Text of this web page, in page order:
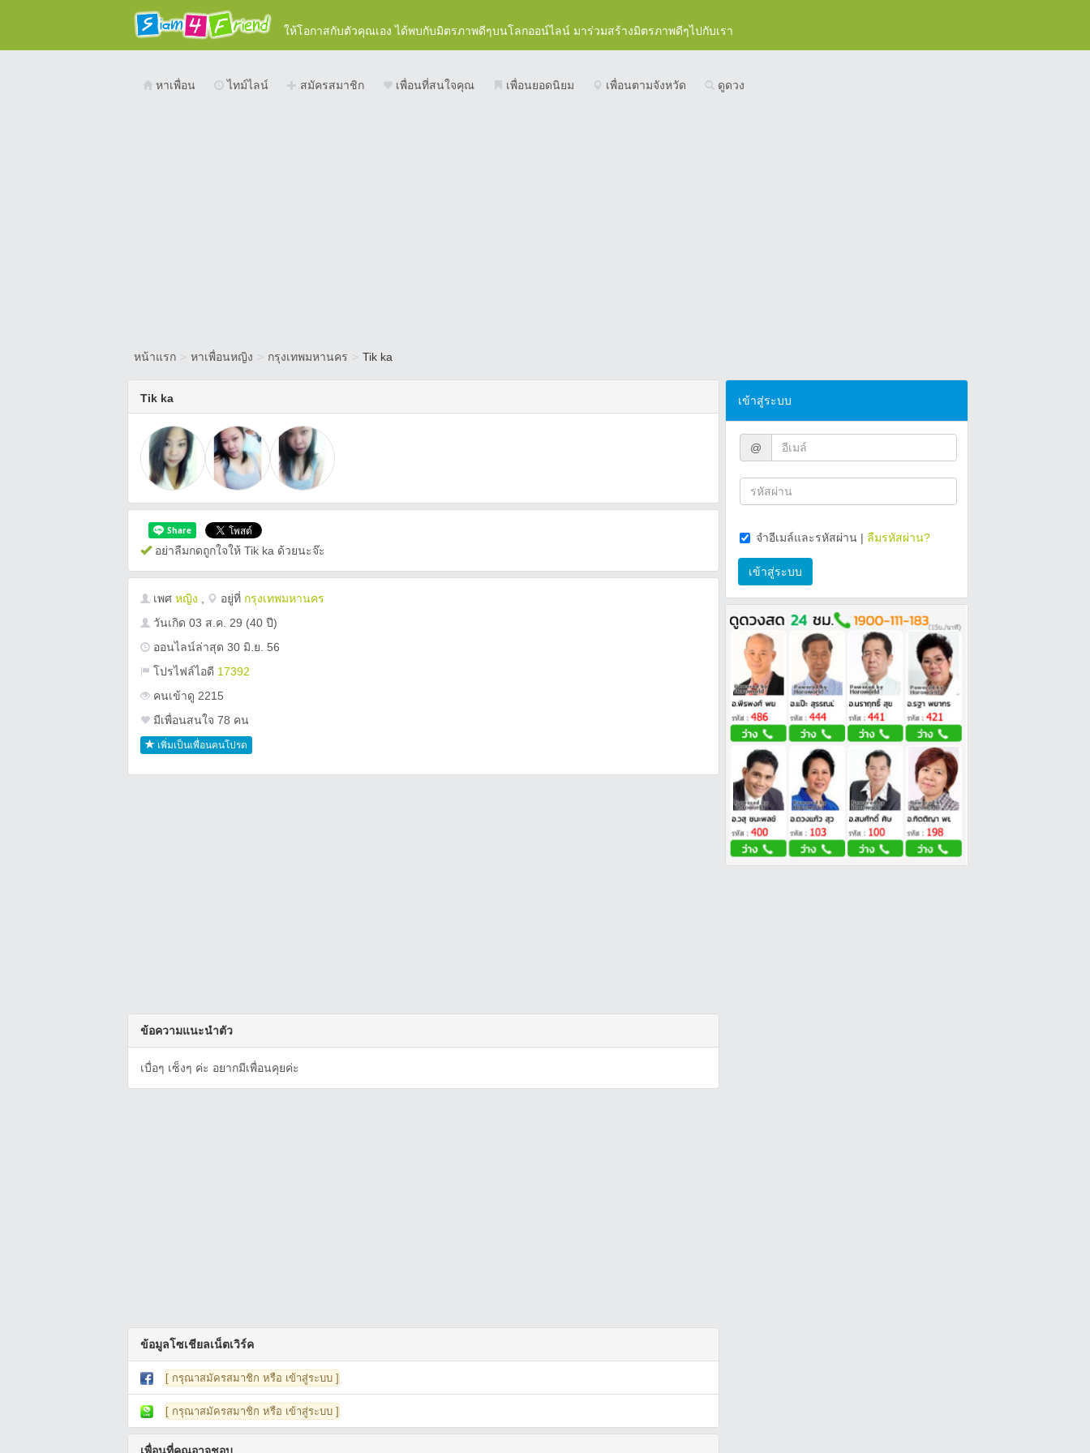
ให้โอกาสกับตัวคุณเอง ได้พบกับมิตรภาพดีๆบนโลกออน์ไลน์ มาร่วมสร้างมิตรภาพดีๆไปกับเรา
หาเพื่อน ไทม์ไลน์ สมัครสมาชิก เพื่อนที่สนใจคุณ เพื่อนยอดนิยม เพื่อนตามจังหวัด ดูดวง
หน้าแรก > หาเพื่อนหญิง > กรุงเทพมหานคร > Tik ka
Tik ka
อย่าลืมกดถูกใจให้ Tik ka ด้วยนะจ๊ะ
เพศ หญิง อยู่ที่ กรุงเทพมหานคร
วันเกิด 03 ส.ค. 29 (40 ปี)
ออนไลน์ล่าสุด 30 มิ.ย. 56
โปรไฟล์ไอดี 17392
คนเข้าดู 2215
มีเพื่อนสนใจ 78 คน
เพิ่มเป็นเพื่อนคนโปรด
ข้อความแนะนำตัว
เบื่อๆ เซ็งๆ ค่ะ อยากมีเพื่อนคุยค่ะ
ข้อมูลโซเชียลเน็ตเวิร์ค
[ กรุณาสมัครสมาชิก หรือ เข้าสู่ระบบ ]
[ กรุณาสมัครสมาชิก หรือ เข้าสู่ระบบ ]
เข้าสู่ระบบ
@
จำอีเมล์และรหัสผ่าน | ลืมรหัสผ่าน?
เข้าสู่ระบบ